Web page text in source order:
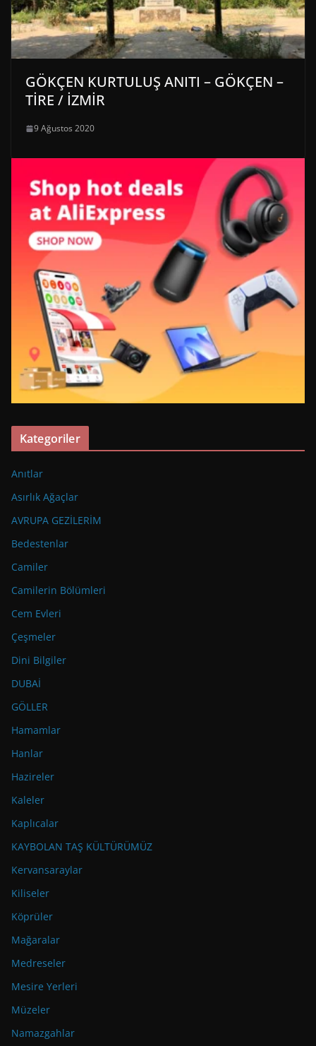
GÖKÇEN KURTULUŞ ANITI – GÖKÇEN –
TİRE / İZMİR
9 Ağustos 2020
Kategoriler
Anıtlar
Asırlık Ağaçlar
AVRUPA GEZİLERİM
Bedestenlar
Camiler
Camilerin Bölümleri
Cem Evleri
Çeşmeler
Dini Bilgiler
DUBAİ
GÖLLER
Hamamlar
Hanlar
Hazireler
Kaleler
Kaplıcalar
KAYBOLAN TAŞ KÜLTÜRÜMÜZ
Kervansaraylar
Kiliseler
Köprüler
Mağaralar
Medreseler
Mesire Yerleri
Müzeler
Namazgahlar